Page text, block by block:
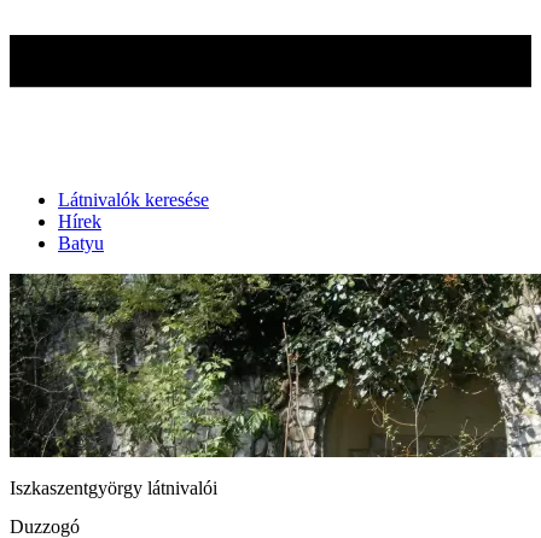
Látnivalók keresése
Hírek
Batyu
Iszkaszentgyörgy látnivalói
Duzzogó